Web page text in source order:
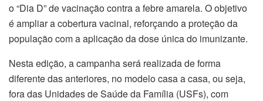
o “Dia D” de vacinação contra a febre amarela. O objetivo
é ampliar a cobertura vacinal, reforçando a proteção da
população com a aplicação da dose única do imunizante.
Nesta edição, a campanha será realizada de forma
diferente das anteriores, no modelo casa a casa, ou seja,
fora das Unidades de Saúde da Família (USFs), com